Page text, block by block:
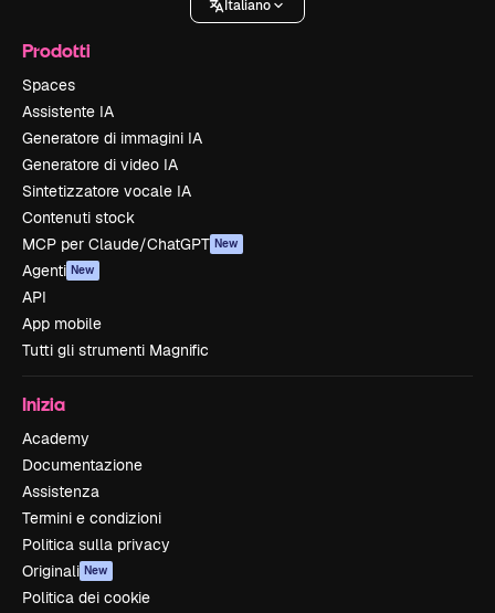
Italiano
Prodotti
Spaces
Assistente IA
Generatore di immagini IA
Generatore di video IA
Sintetizzatore vocale IA
Contenuti stock
MCP per Claude/ChatGPT New
Agenti New
API
App mobile
Tutti gli strumenti Magnific
Inizia
Academy
Documentazione
Assistenza
Termini e condizioni
Politica sulla privacy
Originali New
Politica dei cookie